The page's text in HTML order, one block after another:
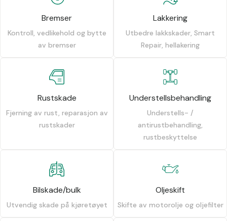
Bremser
Kontroll, vedlikehold og bytte
av bremser
Lakkering
Utbedre lakkskader, Smart
Repair, hellakering
Rustskade
Fjerning av rust, reparasjon av
rustskader
Understellsbehandling
Understells- /
antirustbehandling,
rustbeskyttelse
Bilskade/bulk
Utvendig skade på kjøretøyet
Oljeskift
Skifte av motorolje og oljefilter